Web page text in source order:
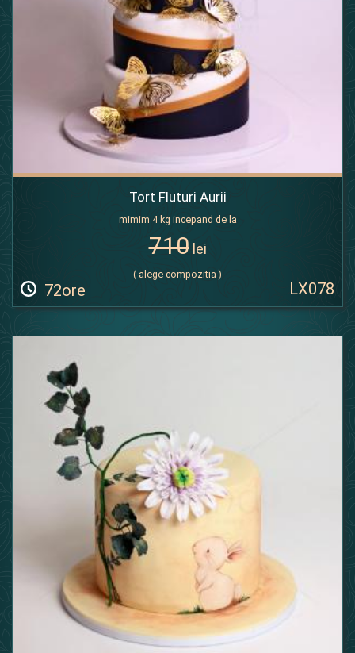
Tort Fluturi Aurii
mimim 4 kg incepand de la
710lei
( alege compozitia )
72ore LX078